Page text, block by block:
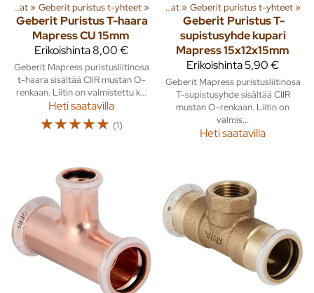
Kupariputket ja osat‪» Geberit puristus t-yhteet‪»
Geberit Puristus T-haara
Mapress CU 15mm
Erikoishinta8,00 €
Geberit Mapress puristusliitinosa
t-haara sisältää CIIR mustan O-
renkaan. Liitin on valmistettu k...
Heti saatavilla
☆☆☆☆☆ (1)
‪»Putket ja liittimet‪» Kupariputket ja osat‪» Geberit puristus t-yhteet‪»
Geberit Puristus T-
supistusyhde kupari
Mapress 15x12x15mm
Erikoishinta5,90 €
Geberit Mapress puristusliitinosa
T-supistusyhde sisältää CIIR
mustan O-renkaan. Liitin on
valmis...
Heti saatavilla